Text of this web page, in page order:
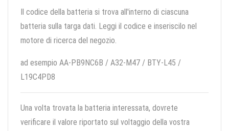
Il codice della batteria si trova all'interno di ciascuna
batteria sulla targa dati. Leggi il codice e inseriscilo nel
motore di ricerca del negozio.
ad esempio AA-PB9NC6B / A32-M47 / BTY-L45 /
L19C4PD8
Una volta trovata la batteria interessata, dovrete
verificare il valore riportato sul voltaggio della vostra